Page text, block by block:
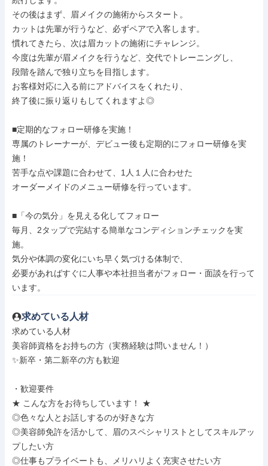
その後はまず、眉メイクの施術からスタート。
カットは先輩が行うなど、必ずペアで入客します。
慣れてきたら、次は眉カットの施術にチャレンジ。
今度は先輩が眉メイクを行うなど、交代でトレーニングし、
段階を踏んで独り立ちを目指します。
お客様対応に入る前にアドバイスをくれたり、
終了後に振り返りもしてくれますよ◎
■定期的なフォロー研修を実施！
専属のトレーナーが、デビュー後も定期的にフォロー研修を実
施！
苦手な点や課題に合わせて、1人１人に合わせた
オーダーメイドのメニュー研修を行っています。
■「今の気分」を見える化してフォロー
毎月、2タップで完結する簡単なコンディションチェックを実
施。
気分や体調の変化にいち早く気づける体制で、
必要があればすぐに人事や本社担当者がフォロー・面談を行って
います。
求めている人材
求めている人材
美容師資格をお持ちの方（実務経験は問いません！）
✨新卒・第二新卒の方も歓迎
・歓迎要件
★ こんな方をお待ちしています！ ★
◎色々な人とお話しするのが好きな方
◎美容師免許を活かして、眉のスペシャリストとしてスキルアッ
プしたい方
◎仕事もプライベートも、メリハリよく充実させたい方